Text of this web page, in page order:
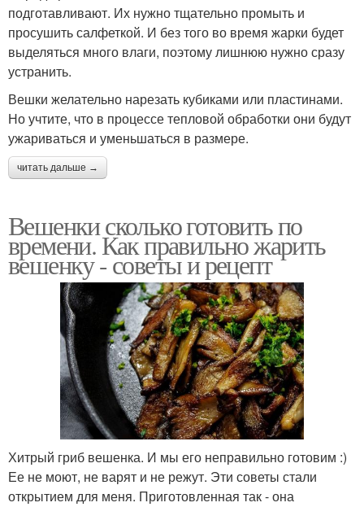
подготавливают. Их нужно тщательно промыть и
просушить салфеткой. И без того во время жарки будет
выделяться много влаги, поэтому лишнюю нужно сразу
устранить.
Вешки желательно нарезать кубиками или пластинами.
Но учтите, что в процессе тепловой обработки они будут
ужариваться и уменьшаться в размере.
читать дальше →
Вешенки сколько готовить по
времени. Как правильно жарить
вешенку - советы и рецепт
Хитрый гриб вешенка. И мы его неправильно готовим :)
Ее не моют, не варят и не режут. Эти советы стали
открытием для меня. Приготовленная так - она